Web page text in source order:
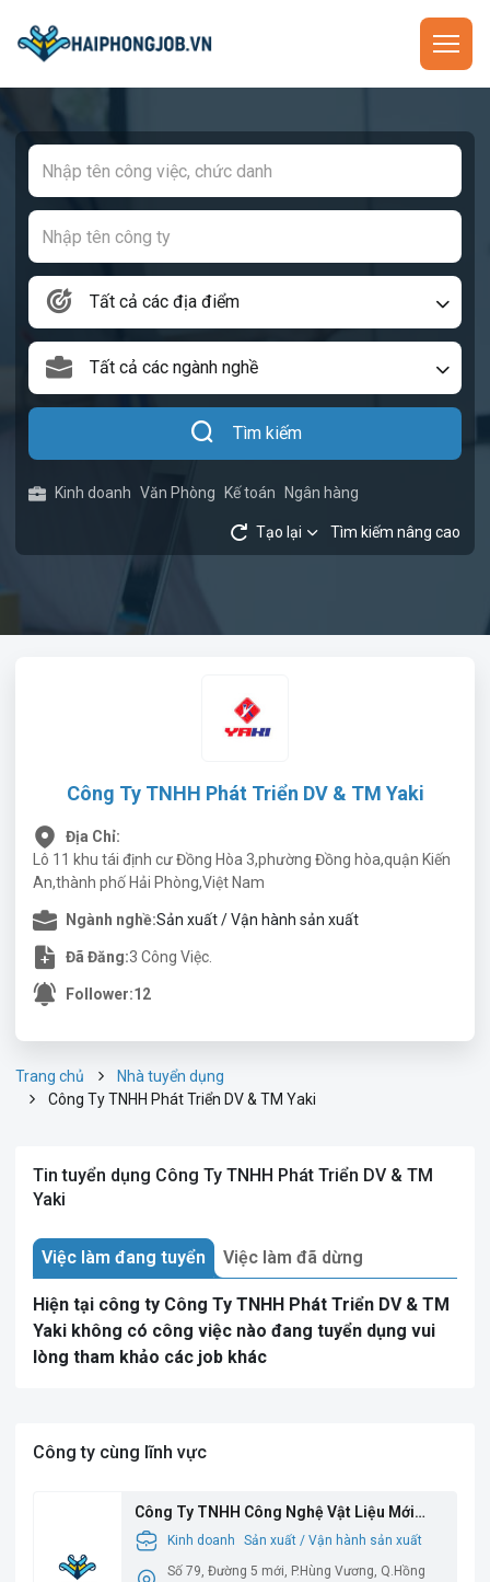
Tất cả các địa điểm
Tất cả các ngành nghề
Tìm kiếm
Kinh doanh Văn Phòng Kế toán Ngân hàng
Tạo lại Tìm kiếm nâng cao
Công Ty TNHH Phát Triển DV & TM Yaki
Địa Chỉ:
Lô 11 khu tái định cư Đồng Hòa 3,phường Đồng hòa,quận Kiến
An,thành phố Hải Phòng,Việt Nam
Ngành nghề:Sản xuất / Vận hành sản xuất
Đã Đăng:3 Công Việc.
Follower:12
Trang chủ
Nhà tuyển dụng
Công Ty TNHH Phát Triển DV & TM Yaki
Tin tuyển dụng Công Ty TNHH Phát Triển DV & TM
Yaki
Việc làm đang tuyển Việc làm đã dừng
Hiện tại công ty Công Ty TNHH Phát Triển DV & TM
Yaki không có công việc nào đang tuyển dụng vui
lòng tham khảo các job khác
Công ty cùng lĩnh vực
Công Ty TNHH Công Nghệ Vật Liệu Mới
Babysbreath
Kinh doanh
Sản xuất / Vận hành sản xuất
Số 79, Đường 5 mới, P.Hùng Vương, Q.Hồng